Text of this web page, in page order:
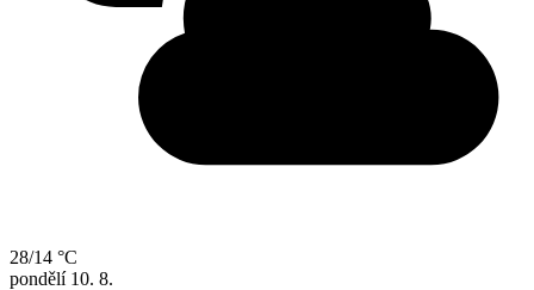
28/14 °C
pondělí 10. 8.